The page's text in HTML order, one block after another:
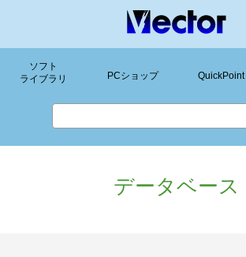
ソフト
ライブラリ
PCショップ QuickPoint
データベース